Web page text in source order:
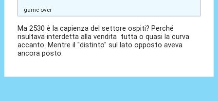
game over
Ma 2530 è la capienza del settore ospiti? Perché
risultava interdetta alla vendita tutta o quasi la curva
accanto. Mentre il "distinto" sul lato opposto aveva
ancora posto.